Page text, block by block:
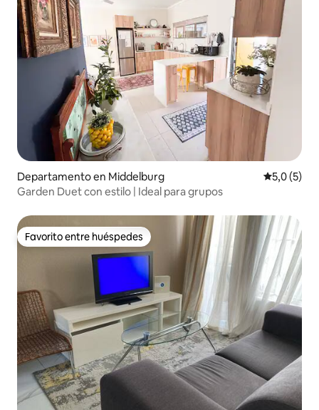
Departamento en Middelburg
5,0 (5)
Garden Duet con estilo | Ideal para grupos
Favorito entre huéspedes
Favorito entre huéspedes